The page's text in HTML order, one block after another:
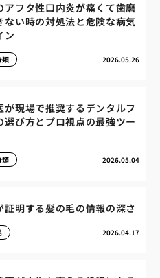
アフタ性口内炎が痛くて歯磨
ない時の対処法と危険な病気
ン
2026.05.26
類
が現場で推奨するデンタルフ
選び方とプロ視点の最強ツー
2026.05.04
類
証明する髪の毛の情報の深さ
2026.04.17